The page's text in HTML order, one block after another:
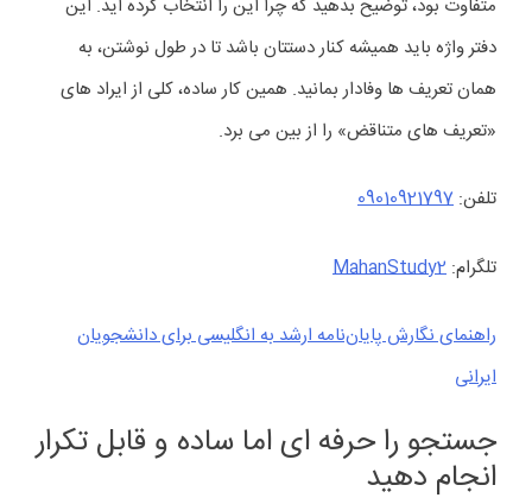
متفاوت بود، توضیح بدهید که چرا این را انتخاب کرده اید. این
دفتر واژه باید همیشه کنار دستتان باشد تا در طول نوشتن، به
همان تعریف ها وفادار بمانید. همین کار ساده، کلی از ایراد های
«تعریف های متناقض» را از بین می برد.
تلفن: 09010921797
تلگرام: MahanStudy2
راهنمای نگارش پایان‌نامه ارشد به انگلیسی برای دانشجویان
ایرانی
جستجو را حرفه ای اما ساده و قابل تکرار
انجام دهید